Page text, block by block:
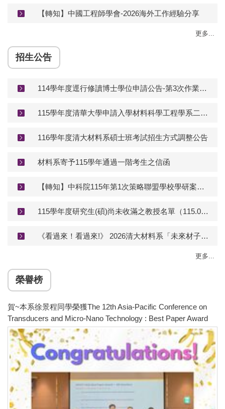
【轉知】中國工程師學會-2026海外工作經驗分享
更多...
招生公告
114學年度逕行修讀博士學位申請公告-第3次作業（系辦截止：115/06/04）
115學年度清華大學申請入學材料科學工程學系二階段 筆試考場分配表公告
116學年度清大材料系碩士班考試招生方式調整公告
材料系寄予115學年通過一階考生之信函
【轉知】中科院115年第1次策略聯盟學校學研案獎助金申請簡章資訊
115學年度研究生(碩)尚未收滿之教授名單（115.07.16更新）
《看過來！看過來!》 2026清大材料系「未來材子領袖營」已經開始報名囉～
更多...
榮譽榜
賀~本系徐景程同學榮獲The 12th Asia-Pacific Conference on
Transducers and Micro-Nano Technology : Best Paper Award